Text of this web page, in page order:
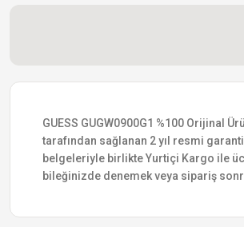
GUESS GUGW0900G1 %100 Orijinal
tarafından sağlanan 2 yıl resmi
belgeleriyle birlikte Yurtiçi Kargo ile
bileğinizde denemek veya sipariş